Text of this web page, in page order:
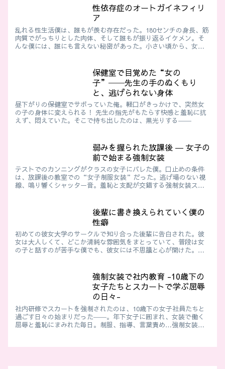
が揺れ始める
性依存症のオートガイネフィリ
ア
乱れる性生活僕は、誰もが羨む存在だった。180センチの身長、筋
肉質でがっちりとした肉体、そして誰もが振り返るイケメン。そ
んな僕には、誰にも言えない秘密があった。小さい頃から、女装
保健室で目覚めた“女の
子”──先生の手のぬくもり
と、逃げられない身体
昼下がりの保健室でサボっていた俺。軽口がきっかけで、突然女
の子の身体に変えられる！ 先生の指先がもたらす快感と羞恥に抗
えず、悶えていた。そこで持ち出したのは、黒光りする――
弱みを握られた放課後 ― 女子の
前で始まる強制女装
テストでのカンニングがクラスの女子にバレた僕。口止めの条件
は、放課後の教室での“女子制服女装”だった。逃げ場のない視
線、鳴り響くシャッター音。羞恥と支配が交錯する強制女装スト
後輩に書き換えられていく僕の
性癖
初めての彼女大学のサークルで知り合った後輩に告白された。彼
女は大人しくて、どこか清純な雰囲気をまとっていて、普段は女
の子と話すのが苦手な僕でも、彼女には不思議と心が開けた。二
強制女装で社内教育 -10歳下の
女子たちとスカートで学ぶ屈辱
の日々-
社内研修でスカートを強制されたのは、10歳下の女子社員たちと
過ごす日々の始まりだった――。年下女子に囲まれ、女装で働く
屈辱と羞恥にまみれた毎日。制服、指導、言葉責め…強制女装の